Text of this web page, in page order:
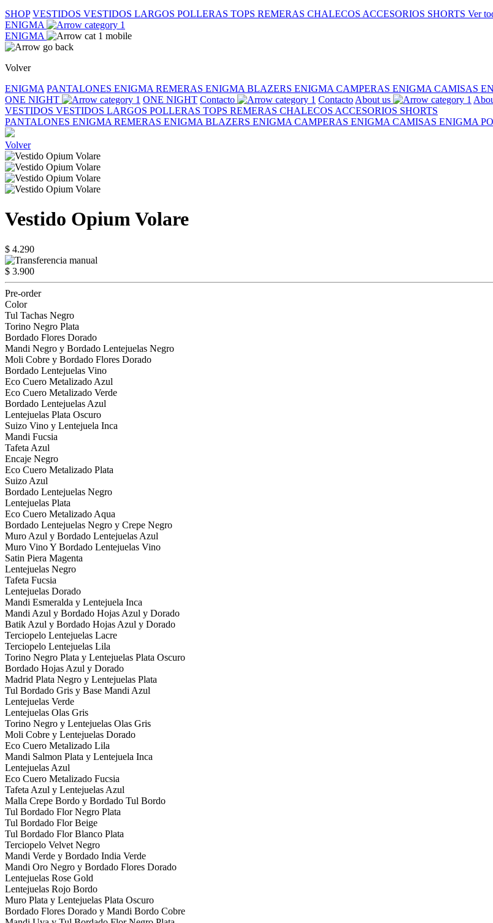
SHOP VESTIDOS VESTIDOS LARGOS POLLERAS TOPS REMERAS CHALECOS ACCESORIOS SHORTS Ver
ENIGMA
ENIGMA
Volver
ENIGMA PANTALONES ENIGMA REMERAS ENIGMA BLAZERS ENIGMA CAMPERAS ENIGMA CAMISAS
ONE NIGHT
ONE NIGHT Contacto Contacto About us
VESTIDOS VESTIDOS LARGOS POLLERAS TOPS REMERAS CHALECOS ACCESORIOS SHORTS
PANTALONES ENIGMA REMERAS ENIGMA BLAZERS ENIGMA CAMPERAS ENIGMA CAMISAS ENIGMA
Volver
Vestido Opium Volare
$ 4.290
$ 3.900
Pre-order
Color
Tul Tachas Negro
Torino Negro Plata
Bordado Flores Dorado
Mandi Negro y Bordado Lentejuelas Negro
Moli Cobre y Bordado Flores Dorado
Bordado Lentejuelas Vino
Eco Cuero Metalizado Azul
Eco Cuero Metalizado Verde
Bordado Lentejuelas Azul
Lentejuelas Plata Oscuro
Suizo Vino y Lentejuela Inca
Mandi Fucsia
Tafeta Azul
Encaje Negro
Eco Cuero Metalizado Plata
Suizo Azul
Bordado Lentejuelas Negro
Lentejuelas Plata
Eco Cuero Metalizado Aqua
Bordado Lentejuelas Negro y Crepe Negro
Muro Azul y Bordado Lentejuelas Azul
Muro Vino Y Bordado Lentejuelas Vino
Satin Piera Magenta
Lentejuelas Negro
Tafeta Fucsia
Lentejuelas Dorado
Mandi Esmeralda y Lentejuela Inca
Mandi Azul y Bordado Hojas Azul y Dorado
Batik Azul y Bordado Hojas Azul y Dorado
Terciopelo Lentejuelas Lacre
Terciopelo Lentejuelas Lila
Torino Negro Plata y Lentejuelas Plata Oscuro
Bordado Hojas Azul y Dorado
Madrid Plata Negro y Lentejuelas Plata
Tul Bordado Gris y Base Mandi Azul
Lentejuelas Verde
Lentejuelas Olas Gris
Torino Negro y Lentejuelas Olas Gris
Moli Cobre y Lentejuelas Dorado
Eco Cuero Metalizado Lila
Mandi Salmon Plata y Lentejuela Inca
Lentejuelas Azul
Eco Cuero Metalizado Fucsia
Tafeta Azul y Lentejuelas Azul
Malla Crepe Bordo y Bordado Tul Bordo
Tul Bordado Flor Negro Plata
Tul Bordado Flor Beige
Tul Bordado Flor Blanco Plata
Terciopelo Velvet Negro
Mandi Verde y Bordado India Verde
Mandi Oro Negro y Bordado Flores Dorado
Lentejuelas Rose Gold
Lentejuelas Rojo Bordo
Muro Plata y Lentejuelas Plata Oscuro
Bordado Flores Dorado y Mandi Bordo Cobre